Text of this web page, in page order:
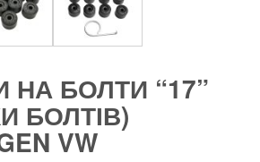
НА БОЛТИ “17”
БОЛТІВ)
VW